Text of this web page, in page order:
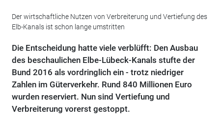
Der wirtschaftliche Nutzen von Verbreiterung und Vertiefung des
Elb-Kanals ist schon lange umstritten
Die Entscheidung hatte viele verblüfft: Den Ausbau
des beschaulichen Elbe-Lübeck-Kanals stufte der
Bund 2016 als vordringlich ein - trotz niedriger
Zahlen im Güterverkehr. Rund 840 Millionen Euro
wurden reserviert. Nun sind Vertiefung und
Verbreiterung vorerst gestoppt.